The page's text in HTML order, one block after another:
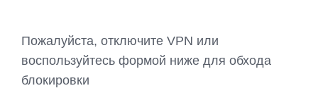
Пожалуйста, отключите VPN или
воспользуйтесь формой ниже для обхода
блокировки